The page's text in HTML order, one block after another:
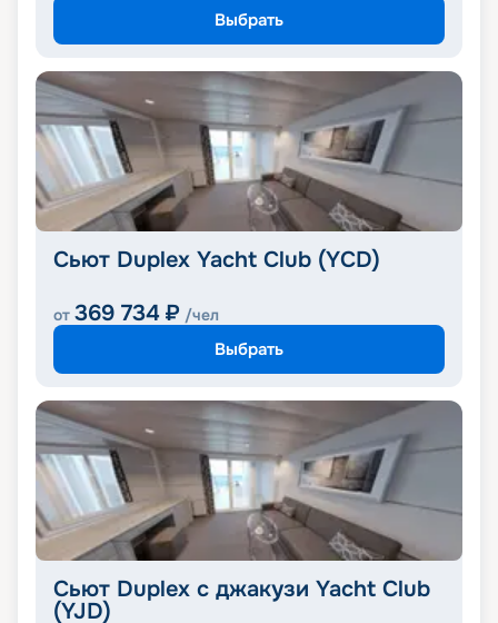
Выбрать
Сьют Duplex Yacht Club (YCD)
от 369 734 ₽ /чел
Выбрать
Сьют Duplex с джакузи Yacht Club
(YJD)